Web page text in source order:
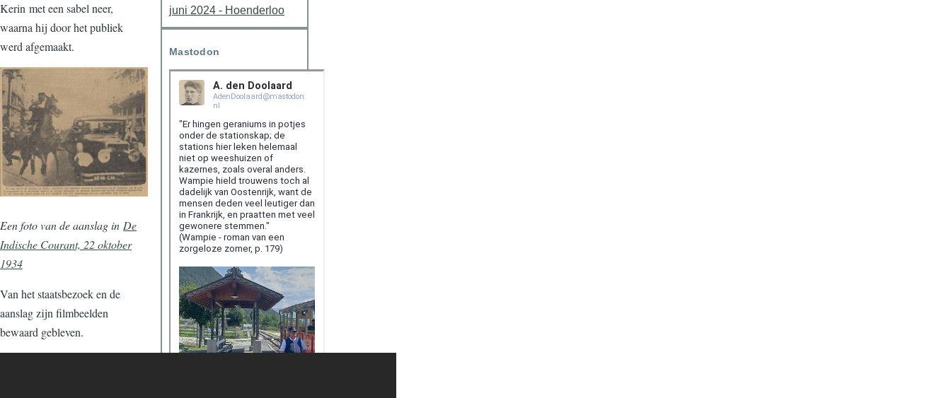
Kerin met een sabel neer,
waarna hij door het publiek
werd afgemaakt.
Een foto van de aanslag in De
Indische Courant, 22 oktober
1934
Van het staatsbezoek en de
aanslag zijn filmbeelden
bewaard gebleven.
juni 2024 - Hoenderloo
Mastodon